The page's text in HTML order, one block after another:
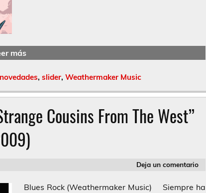
más
novedades, slider, Weathermaker Music
Cousins From The West”
Deja un comentario
Blues Rock (Weathermaker Music) Siempre ha